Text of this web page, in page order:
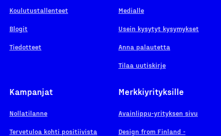
Koulutustallenteet
Blogit
Tiedotteet
Medialle
Usein kysytyt kysymykset
Anna palautetta
Tilaa uutiskirje
Kampanjat
Nollatilanne
Tervetuloa kohti positiivista
Merkkiyrityksille
Avainlippu-yrityksen sivu
Design from Finland -